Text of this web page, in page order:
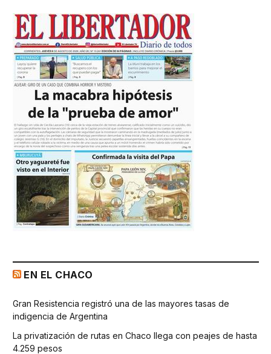
EN EL CHACO
Gran Resistencia registró una de las mayores tasas de
indigencia de Argentina
La privatización de rutas en Chaco llega con peajes de hasta
4.259 pesos